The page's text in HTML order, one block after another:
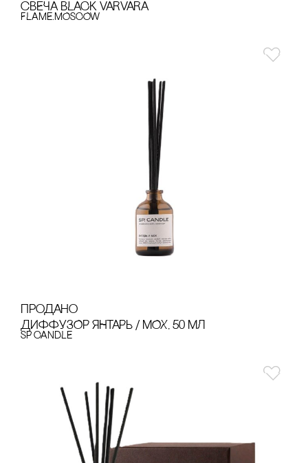
сВЕЧА BLACK VARVARA
FLAME.MOSCOW
продано
ДИФФУЗОР ЯНТАРЬ / МОХ, 50 МЛ
SP CANDLE